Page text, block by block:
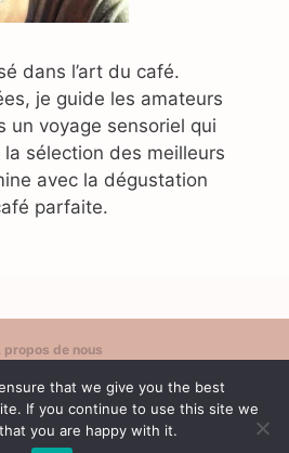
dans l’art du café.
je guide les amateurs
un voyage sensoriel qui
sélection des meilleurs
avec la dégustation
parfaite.
propos de nous
Contact
d'utilisation
that we give you the best
If you continue to use this site we
you are happy with it.